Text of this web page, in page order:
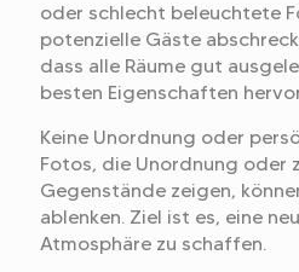
oder schlecht beleuchtete
potenzielle Gäste
dass alle Räume gut
besten Eigenschaften
Keine Unordnung oder
Fotos, die Unordnung oder
Gegenstände zeigen,
ablenken. Ziel ist es, eine
Atmosphäre zu schaffen.